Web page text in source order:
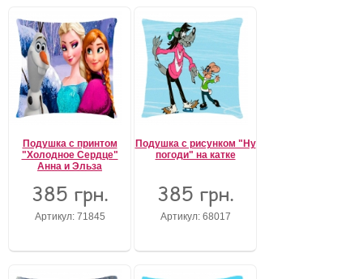
Подушка с принтом
"Холодное Сердце"
Анна и Эльза
385 грн.
Артикул: 71845
Подушка с рисунком "Ну
погоди" на катке
385 грн.
Артикул: 68017